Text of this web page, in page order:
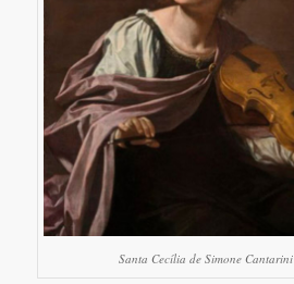
Santa Cecília de Simone Cantarini